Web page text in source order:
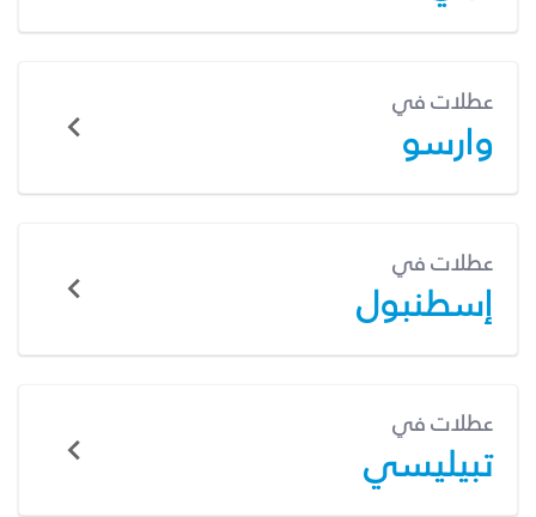
عطلات في
وارسو
عطلات في
إسطنبول
عطلات في
تبيليسي